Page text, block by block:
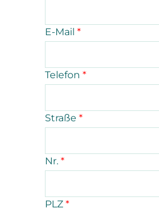
E-Mail *
Telefon *
Straße *
Nr. *
PLZ *